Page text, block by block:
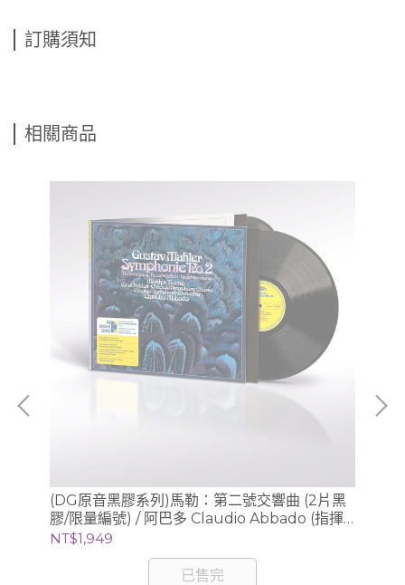
訂購須知
相關商品
(DG原音黑膠系列)馬勒：第二號交響曲 (2片黑
膠/限量編號) / 阿巴多 Claudio Abbado (指揮)
芝加哥交響樂團
NT$1,949
已售完